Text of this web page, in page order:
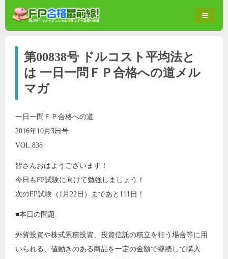
第00838号 ドルコスト平均法と
は 一日一問ＦＰ合格への道メル
マガ
一日一問ＦＰ合格への道
2016年10月3日号
VOL.838
皆さんおはようございます！
今日もFP試験に向けて勉強しましょう！
次のFP試験（1月22日）まであと111日！
■本日の問題
外貨投資や株式累積投資、投資信託の積立を行う場合等に用
いられる、値動きのある商品を一定の金額で継続して購入